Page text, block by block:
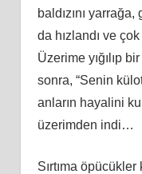
baldızını
da hızlandı ve
Üzerime yığılıp
sonra, “Senin
anların hayalini
üzerimden indi…
Sırtıma